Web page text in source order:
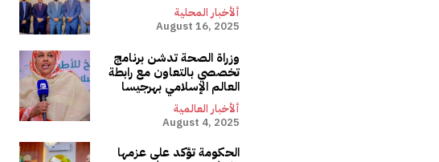
ألأخبار المحلية
August 16, 2025
وزراة الصحة تدشن برنامج
تخصصي بالتعاون مع رابطة
العالم الإسلامي بهرجيسا
ألأخبار العالمية
August 4, 2025
الحكومة تؤكد على عزمها